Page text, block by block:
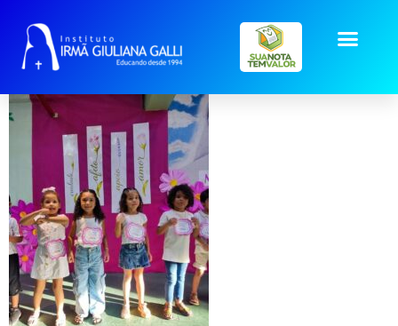
maes-inf-IV-V (6)